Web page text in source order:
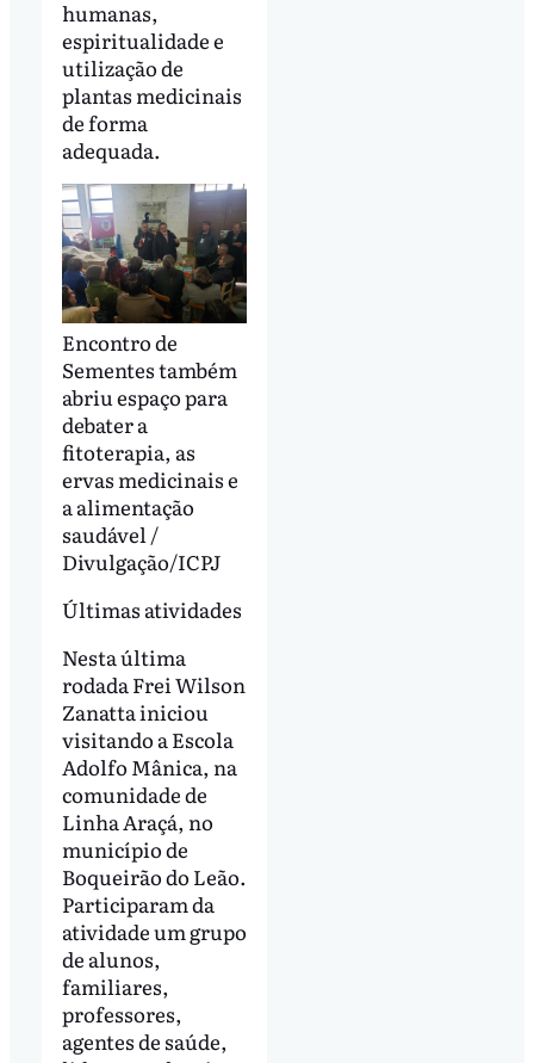
humanas,
espiritualidade e
utilização de
plantas medicinais
de forma
adequada.
Encontro de
Sementes também
abriu espaço para
debater a
fitoterapia, as
ervas medicinais e
a alimentação
saudável /
Divulgação/ICPJ
Últimas atividades
Nesta última
rodada Frei Wilson
Zanatta iniciou
visitando a Escola
Adolfo Mânica, na
comunidade de
Linha Araçá, no
município de
Boqueirão do Leão.
Participaram da
atividade um grupo
de alunos,
familiares,
professores,
agentes de saúde,